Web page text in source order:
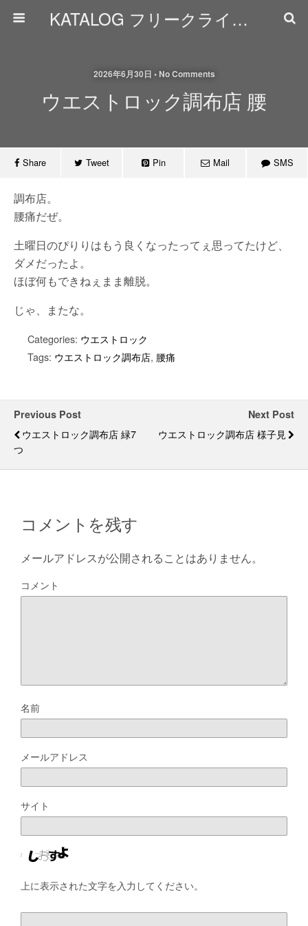
KATALOG フリークライミング日誌
2026年6月30日 • No Comments
ウエストロック調布店 腰
Share Tweet Pin Mail SMS
調布店。
腰痛だぜ。
土曜日のぴりりはもう良くなったってぇ思ってたけど、
ダメだったよ。
ほぼ何もできねぇまま離脱。
じゃ、またな。
Categories: ウエストロック
Tags: ウエストロック調布店, 腰痛
Previous Post
ウエストロック調布店 緑7
つ
Next Post
ウエストロック調布店 様子見
コメントを残す
メールアドレスが公開されることはありません。
コメント
名前
メールアドレス
サイト
上に表示された文字を入力してください。